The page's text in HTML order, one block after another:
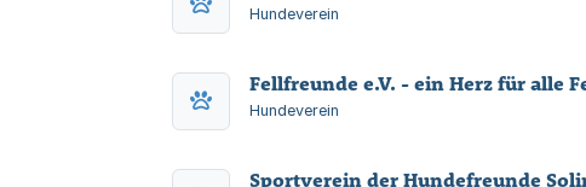
Hundeverein
Fellfreunde e.V. - ein Herz für alle
Hundeverein